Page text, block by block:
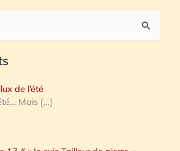
de l’été
Mais […]